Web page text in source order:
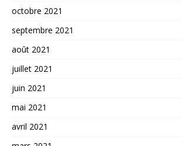
octobre 2021
septembre 2021
août 2021
juillet 2021
juin 2021
mai 2021
avril 2021